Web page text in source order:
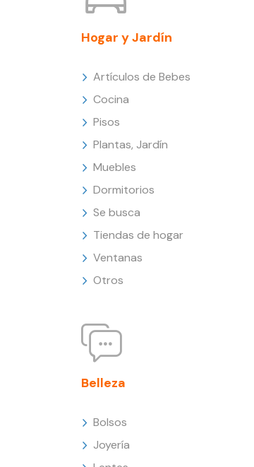
Hogar y Jardín
Artículos de Bebes
Cocina
Pisos
Plantas, Jardín
Muebles
Dormitorios
Se busca
Tiendas de hogar
Ventanas
Otros
Belleza
Bolsos
Joyería